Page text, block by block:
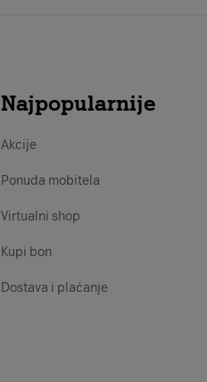
Najpopularnije
Akcije
Ponuda mobitela
Virtualni shop
Kupi bon
Dostava i plaćanje